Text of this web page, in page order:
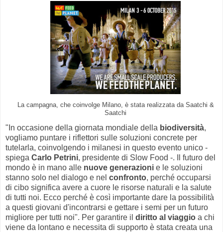
La campagna, che coinvolge Milano, è stata realizzata da Saatchi &
Saatchi
"In occasione della giornata mondiale della biodiversità,
vogliamo puntare i riflettori sulle soluzioni concrete per
tutelarla, coinvolgendo i milanesi in questo evento unico -
spiega Carlo Petrini, presidente di Slow Food -. Il futuro del
mondo è in mano alle nuove generazioni e le soluzioni
stanno solo nel dialogo e nel confronto, perché occuparsi
di cibo significa avere a cuore le risorse naturali e la salute
di tutti noi. Ecco perché è così importante dare la possibilità
a questi giovani d'incontrarsi e gettare i semi per un futuro
migliore per tutti noi". Per garantire il diritto al viaggio a chi
viene da lontano e necessita di supporto è stata creata una